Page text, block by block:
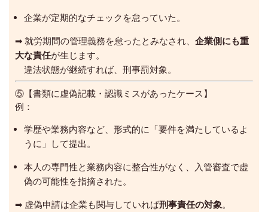
企業が定期的なチェックを怠っていた。
➡ 就労期間の管理義務を怠ったとみなされ、 企業側にも重
大な責任が生じます。
違法状態が継続すれば、刑事罰対象。
⑤【書類に虚偽記載・認識ミスがあったケース】
例：
学歴や業務内容など、形式的に「要件を満たしているよ
うに」して提出。
本人の専門性と業務内容に整合性がなく、入管審査で虚
偽の可能性を指摘された。
➡ 虚偽申請は企業も関与していれば刑事責任の対象。